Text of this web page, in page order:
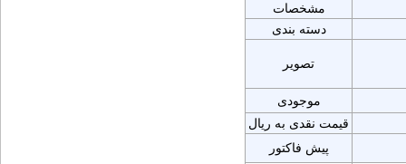
مشخصات
دسته بندی
تصویر
موجودی
قیمت نقدی به ریال
پیش فاکتور